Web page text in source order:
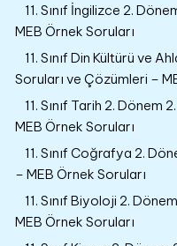
11. Sınıf İngilizce 2.
MEB Örnek Soruları
11. Sınıf Din Kültürü ve
Soruları ve Çözümleri –
11. Sınıf Tarih 2. Dönem
MEB Örnek Soruları
11. Sınıf Coğrafya 2.
– MEB Örnek Soruları
11. Sınıf Biyoloji 2.
MEB Örnek Soruları